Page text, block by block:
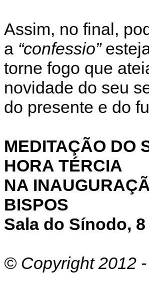
Assim, no final,
a “confessio”
torne fogo que
novidade do seu
do presente e do
MEDITAÇÃO DO
HORA TÉRCIA
NA
BISPOS
Sala do Sínodo,
© Copyright 2012